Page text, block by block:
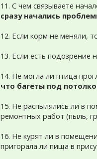
11. С чем связываете
сразу начались
12. Если корм не меняли,
13. Если есть подозрение
14. Не могла ли птица
что багеты под
15. Не распылялись ли в
ремонтных работ (пыль,
16. Не курят ли в
пригорала ли пища в